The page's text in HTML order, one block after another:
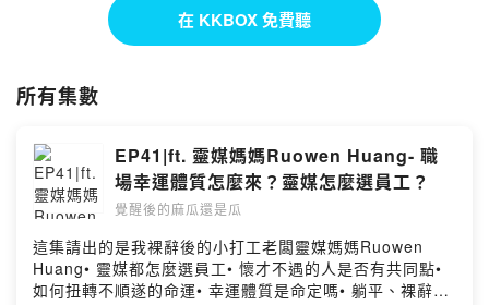
我們終究是住在地球上的人，
也歡迎斗內贊助我支持我
或是 PayPal
https://paypal.me/liujanet?country.x=TW&locale.x=zh_TW
或是
帳號：015540340011
合作邀約與聯繫：Liujane81@gmail.com
在 KKBOX 免費聽
所有集數
EP41|ft. 靈媒媽媽Ruowen Huang- 職
場幸運體質怎麼來？靈媒怎麼選員工？
覺醒後的麻瓜還是瓜
這集請出的是我裸辭後的小打工老闆靈媒媽媽Ruowen
Huang• 靈媒都怎麼選員工• 懷才不遇的人是否有共同點•
如何扭轉不順遂的命運• 幸運體質是命定嗎• 躺平、裸辭、